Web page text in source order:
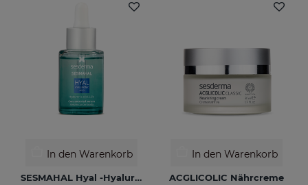
In den Warenkorb
SESMAHAL Hyal -Hyaluronic Acid 2.5%
In den Warenkorb
ACGLICOLIC Nährcreme